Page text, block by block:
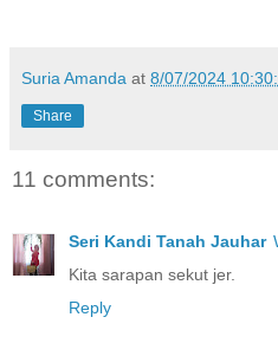
Suria Amanda at 8/07/2024
Share
11 comments:
Seri Kandi Tanah Jauhar
Kita sarapan sekut jer.
Reply